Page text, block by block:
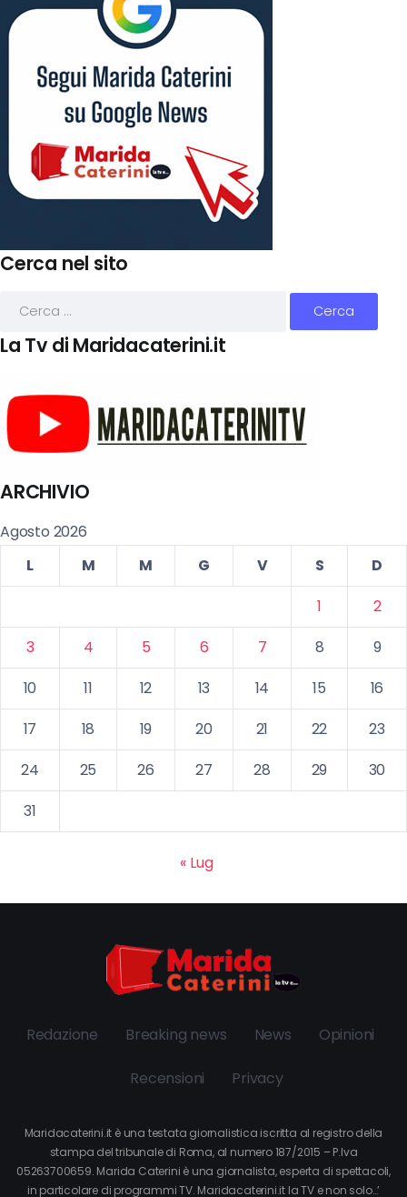
Cerca nel sito
La Tv di Maridacaterini.it
ARCHIVIO
Agosto 2026
L
M M G V S
D
1
2
3
4 5 6 7 8
9
10
11 12 13 14 15
16
17
18 19 20 21 22
23
24
25 26 27 28 29
30
31
« Lug
Redazione Breaking news News Opinioni
Recensioni Privacy
Maridacaterini.it è una testata giornalistica iscritta al registro della
stampa del tribunale di Roma, al numero 187/2015 – P.Iva
05263700659. Marida Caterini è una giornalista, esperta di spettacoli,
in particolare di programmi TV. Maridacaterini.it la TV e non solo…’